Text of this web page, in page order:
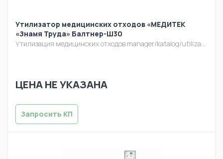
Утилизатор медицинских отходов «МЕДИТЕК
«Знамя Труда» Балтнер-Ш30
Утилизация медицинских отходов manager/katalog/utilizacia/balt-sh30.jpg
ЦЕНА НЕ УКАЗАНА
Запросить КП